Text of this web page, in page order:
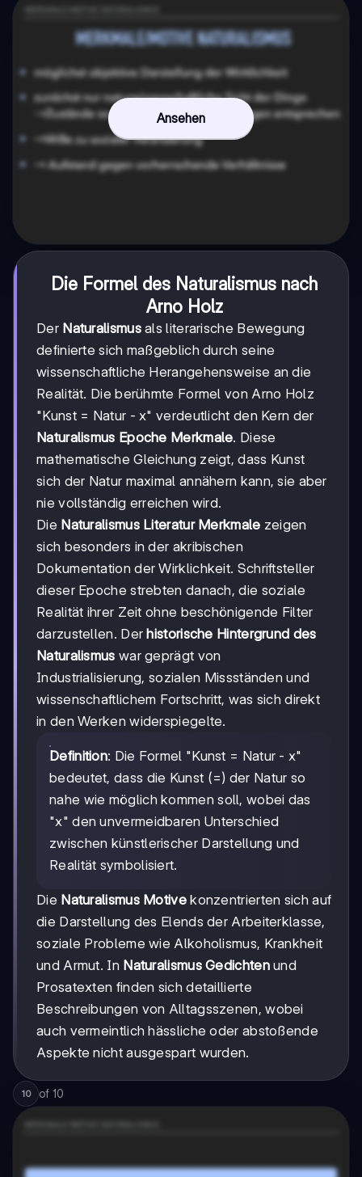
Ansehen
Die Formel des Naturalismus nach
Arno Holz
Der Naturalismusals literarische Bewegung
definierte sich maßgeblich durch seine
wissenschaftliche Herangehensweise an die
Realität. Die berühmte Formel von Arno Holz
"Kunst = Natur - x" verdeutlicht den Kern der
Naturalismus Epoche Merkmale. Diese
mathematische Gleichung zeigt, dass Kunst
sich der Natur maximal annähern kann, sie aber
nie vollständig erreichen wird.
Die Naturalismus Literatur Merkmale zeigen
sich besonders in der akribischen
Dokumentation der Wirklichkeit. Schriftsteller
dieser Epoche strebten danach, die soziale
Realität ihrer Zeit ohne beschönigende Filter
darzustellen. Der historische Hintergrund des
Naturalismus war geprägt von
Industrialisierung, sozialen Missständen und
wissenschaftlichem Fortschritt, was sich direkt
in den Werken widerspiegelte.
Definition: Die Formel "Kunst = Natur - x"
bedeutet, dass die Kunst (=) der Natur so
nahe wie möglich kommen soll, wobei das
"x" den unvermeidbaren Unterschied
zwischen künstlerischer Darstellung und
Realität symbolisiert.
Die Naturalismus Motivekonzentrierten sich auf
die Darstellung des Elends der Arbeiterklasse,
soziale Probleme wie Alkoholismus, Krankheit
und Armut. In Naturalismus Gedichtenund
Prosatexten finden sich detaillierte
Beschreibungen von Alltagsszenen, wobei
auch vermeintlich hässliche oder abstoßende
Aspekte nicht ausgespart wurden.
10 of 10